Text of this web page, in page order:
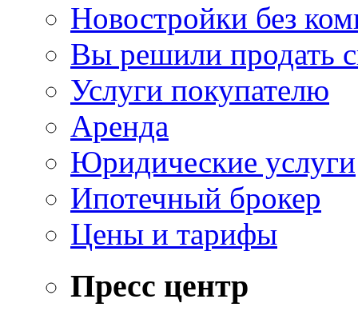
Новостройки без
Вы решили продать
Услуги покупателю
Аренда
Юридические услуги
Ипотечный брокер
Цены и тарифы
Пресс центр